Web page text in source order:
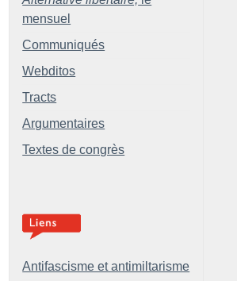
mensuel
Communiqués
Webditos
Tracts
Argumentaires
Textes de congrès
Antifascisme et antimiltarisme